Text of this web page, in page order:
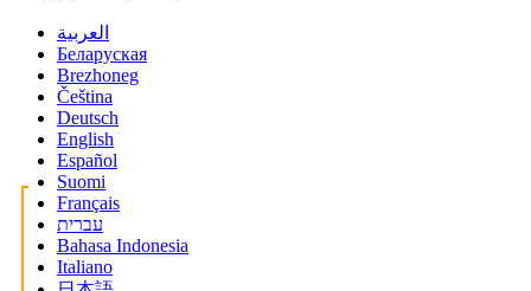
العربية
Беларуская
Brezhoneg
Čeština
Deutsch
English
Español
Suomi
Français
עברית
Bahasa Indonesia
Italiano